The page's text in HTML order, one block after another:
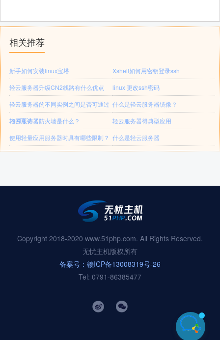
相关推荐
新手如何安装linux宝塔
Xshell如何用密钥登录ssh
轻云服务器升级CN2线路有什么优点
linux 更改ssh密码
轻云服务器的不同实例之间是否可通过
内网互访？
什么是轻云服务器镜像？
轻云服务器防火墙是什么？
轻云服务器得典型应用
使用轻量应用服务器时具有哪些限制？ 什么是轻云服务器
Copyright 2018-2020 www.51php.com. All Rights Reserved.
无忧主机版权所有
备案号：赣ICP备13008319号-26
Tel: 0791-86385477